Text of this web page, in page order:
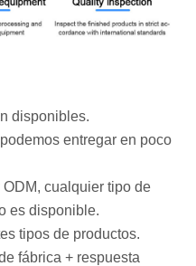
disponibles.
entregar en poco
cualquier tipo de
es disponible.
tipos de productos.
fábrica + respuesta